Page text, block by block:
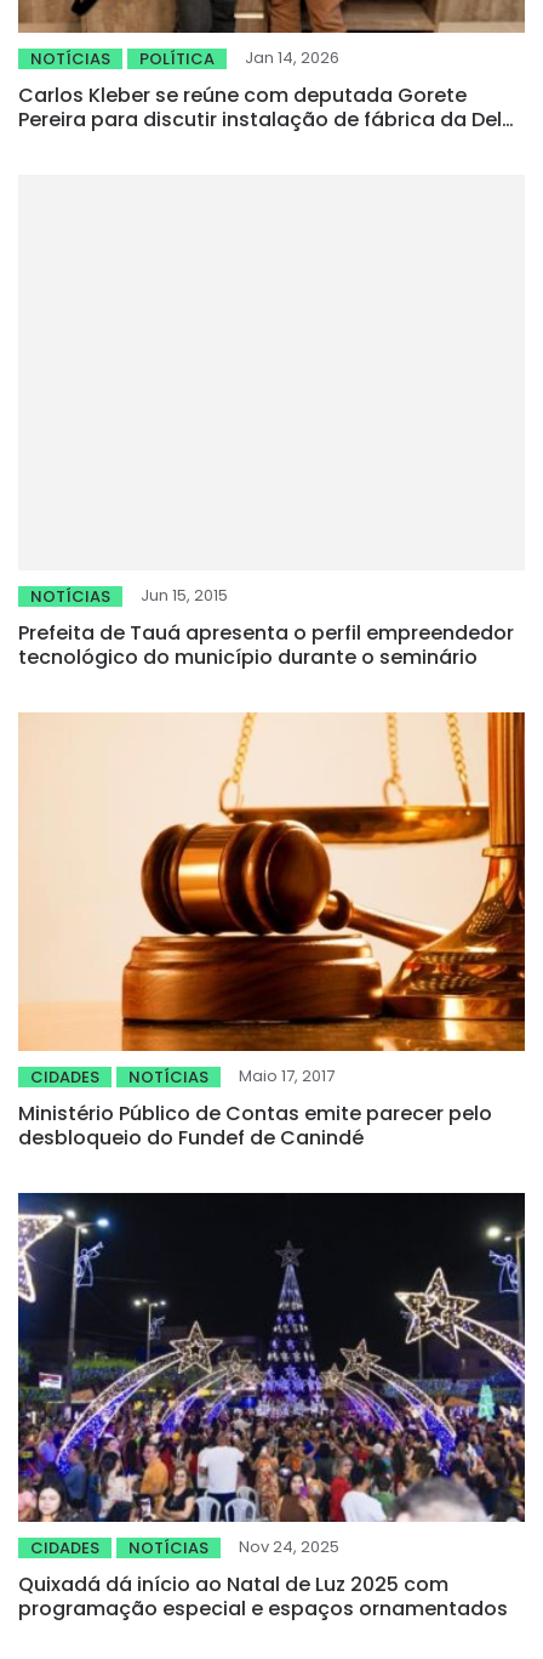
NOTÍCIAS POLÍTICA Jan 14, 2026
Carlos Kleber se reúne com deputada Gorete
Pereira para discutir instalação de fábrica da Del
NOTÍCIAS Jun 15, 2015
Prefeita de Tauá apresenta o perfil empreendedor
tecnológico do município durante o seminário
CIDADES NOTÍCIAS Maio 17, 2017
Ministério Público de Contas emite parecer pelo
desbloqueio do Fundef de Canindé
CIDADES NOTÍCIAS Nov 24, 2025
Quixadá dá início ao Natal de Luz 2025 com
programação especial e espaços ornamentados